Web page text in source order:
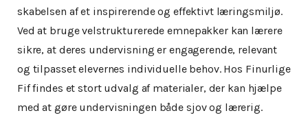
skabelsen af et inspirerende og effektivt læringsmiljø.
Ved at bruge velstrukturerede emnepakker kan lærere
sikre, at deres undervisning er engagerende, relevant
og tilpasset elevernes individuelle behov. Hos Finurlige
Fif findes et stort udvalg af materialer, der kan hjælpe
med at gøre undervisningen både sjov og lærerig.